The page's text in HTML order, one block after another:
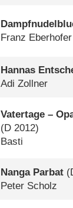
Franz Eberhofer
Hannas
Adi Zollner
Vatertage –
(D 2012)
Basti
Nanga Parbat (
Peter Scholz